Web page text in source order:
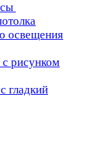
освещения
рисунком
гладкий